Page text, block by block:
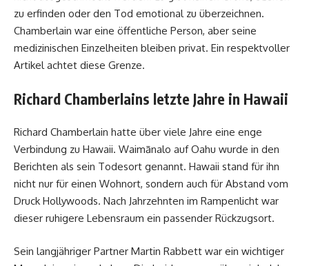
zu erfinden oder den Tod emotional zu überzeichnen.
Chamberlain war eine öffentliche Person, aber seine
medizinischen Einzelheiten bleiben privat. Ein respektvoller
Artikel achtet diese Grenze.
Richard Chamberlains letzte Jahre in Hawaii
Richard Chamberlain hatte über viele Jahre eine enge
Verbindung zu Hawaii. Waimānalo auf Oahu wurde in den
Berichten als sein Todesort genannt. Hawaii stand für ihn
nicht nur für einen Wohnort, sondern auch für Abstand vom
Druck Hollywoods. Nach Jahrzehnten im Rampenlicht war
dieser ruhigere Lebensraum ein passender Rückzugsort.
Sein langjähriger Partner Martin Rabbett war ein wichtiger